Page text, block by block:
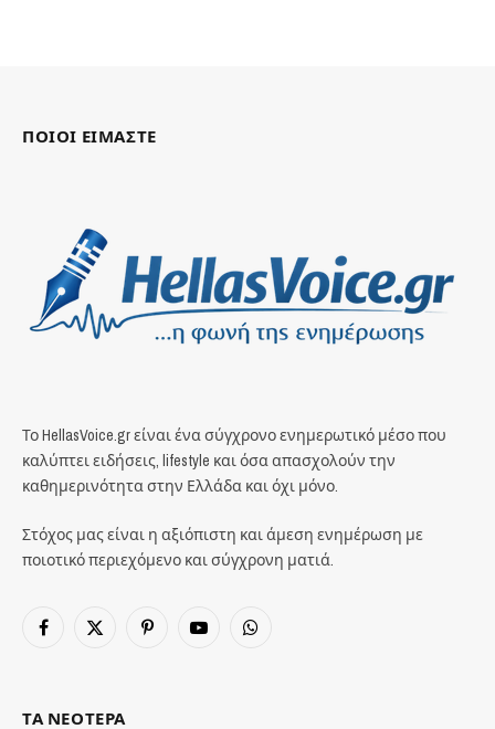
ΠΟΙΟΙ ΕΙΜΑΣΤΕ
Το HellasVoice.gr είναι ένα σύγχρονο ενημερωτικό μέσο που
καλύπτει ειδήσεις, lifestyle και όσα απασχολούν την
καθημερινότητα στην Ελλάδα και όχι μόνο.
Στόχος μας είναι η αξιόπιστη και άμεση ενημέρωση με
ποιοτικό περιεχόμενο και σύγχρονη ματιά.
Facebook
X
PinterestYouTubeWhatsApp
ΤΑ ΝΕΟΤΕΡΑ